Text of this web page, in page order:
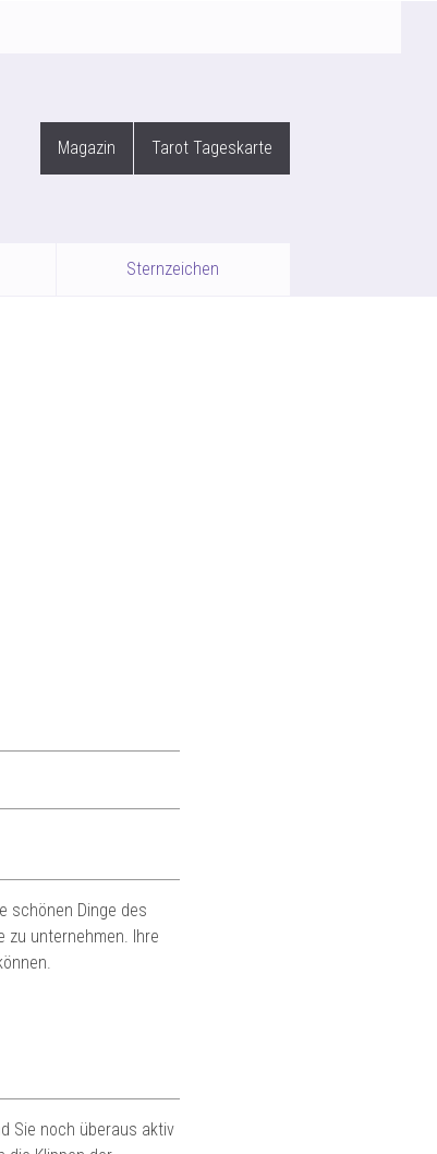
Magazin Tarot Tageskarte
Sternzeichen
schönen Dinge des
zu unternehmen. Ihre
Sie noch überaus aktiv